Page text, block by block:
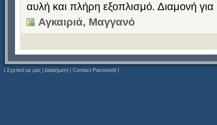
αυλή και πλήρη εξοπλισμό. Διαμονή για
Αγκαιριά, Μαγγανό
| Σχετικά με μας | Διαφήμιση | Contact Parosweb |